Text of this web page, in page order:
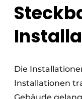
Die
Installationen